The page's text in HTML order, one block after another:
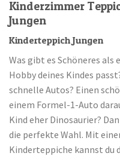
Kinderzimmer
Jungen
Kinderteppich Jungen
Was gibt es Schöneres als
Hobby deines Kindes
schnelle Autos? Einen
einem Formel-1-Auto
Kind eher Dinosaurier?
die perfekte Wahl. Mit
Kinderteppiche kannst du